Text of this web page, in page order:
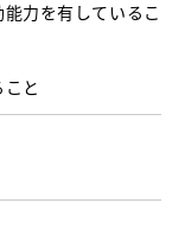
力を有しているこ
と